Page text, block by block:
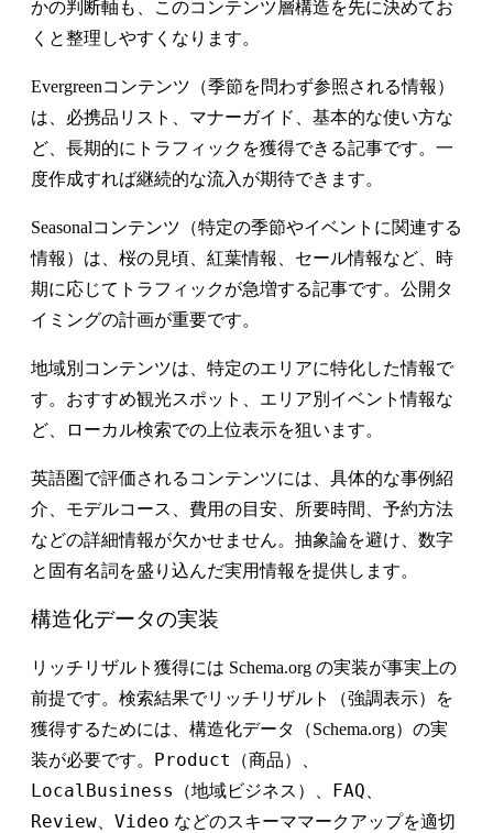
かの判断軸も、このコンテンツ層構造を先に決めてお
くと整理しやすくなります。
Evergreenコンテンツ（季節を問わず参照される情報）
は、必携品リスト、マナーガイド、基本的な使い方な
ど、長期的にトラフィックを獲得できる記事です。一
度作成すれば継続的な流入が期待できます。
Seasonalコンテンツ（特定の季節やイベントに関連する
情報）は、桜の見頃、紅葉情報、セール情報など、時
期に応じてトラフィックが急増する記事です。公開タ
イミングの計画が重要です。
地域別コンテンツは、特定のエリアに特化した情報で
す。おすすめ観光スポット、エリア別イベント情報な
ど、ローカル検索での上位表示を狙います。
英語圏で評価されるコンテンツには、具体的な事例紹
介、モデルコース、費用の目安、所要時間、予約方法
などの詳細情報が欠かせません。抽象論を避け、数字
と固有名詞を盛り込んだ実用情報を提供します。
構造化データの実装
リッチリザルト獲得には Schema.org の実装が事実上の
前提です。検索結果でリッチリザルト（強調表示）を
獲得するためには、構造化データ（Schema.org）の実
装が必要です。 Product （商品）、
LocalBusiness （地域ビジネス）、 FAQ
Review Video などのスキーママークアップを適切